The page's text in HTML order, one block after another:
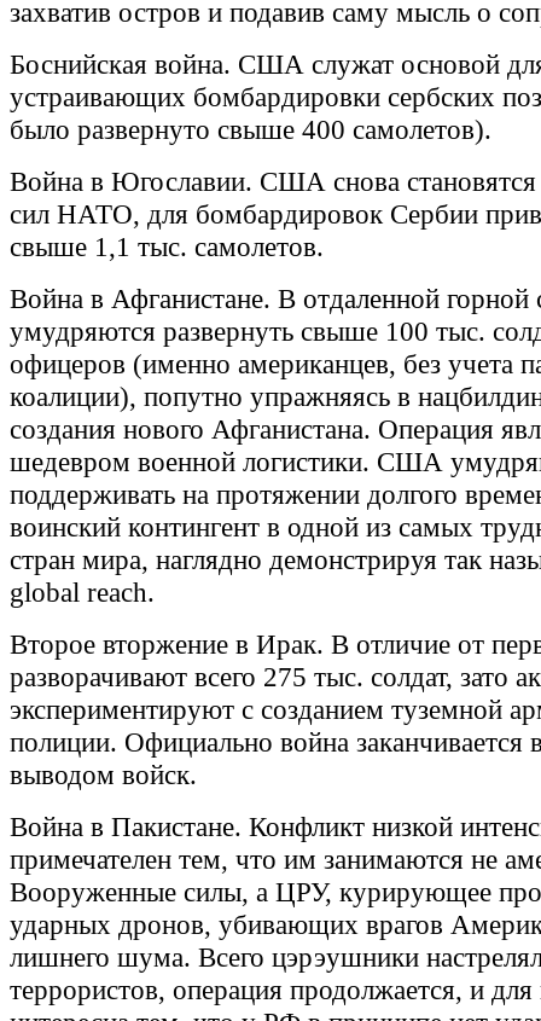
захватив остров и подавив саму мысль о
Боснийская война. США служат основой
устраивающих бомбардировки сербских
было развернуто свыше 400 самолетов).
Война в Югославии. США снова становятся
сил НАТО, для бомбардировок Сербии
свыше 1,1 тыс. самолетов.
Война в Афганистане. В отдаленной
умудряются развернуть свыше 100 тыс.
офицеров (именно американцев, без учета
коалиции), попутно упражняясь в
создания нового Афганистана. Операция
шедевром военной логистики. США
поддерживать на протяжении долгого
воинский контингент в одной из самых
стран мира, наглядно демонстрируя так
global reach.
Второе вторжение в Ирак. В отличие от
разворачивают всего 275 тыс. солдат, зато
экспериментируют с созданием туземной
полиции. Официально война заканчивается
выводом войск.
Война в Пакистане. Конфликт низкой
примечателен тем, что им занимаются не
Вооруженные силы, а ЦРУ, курирующее
ударных дронов, убивающих врагов
лишнего шума. Всего цэрэушники
террористов, операция продолжается, и для